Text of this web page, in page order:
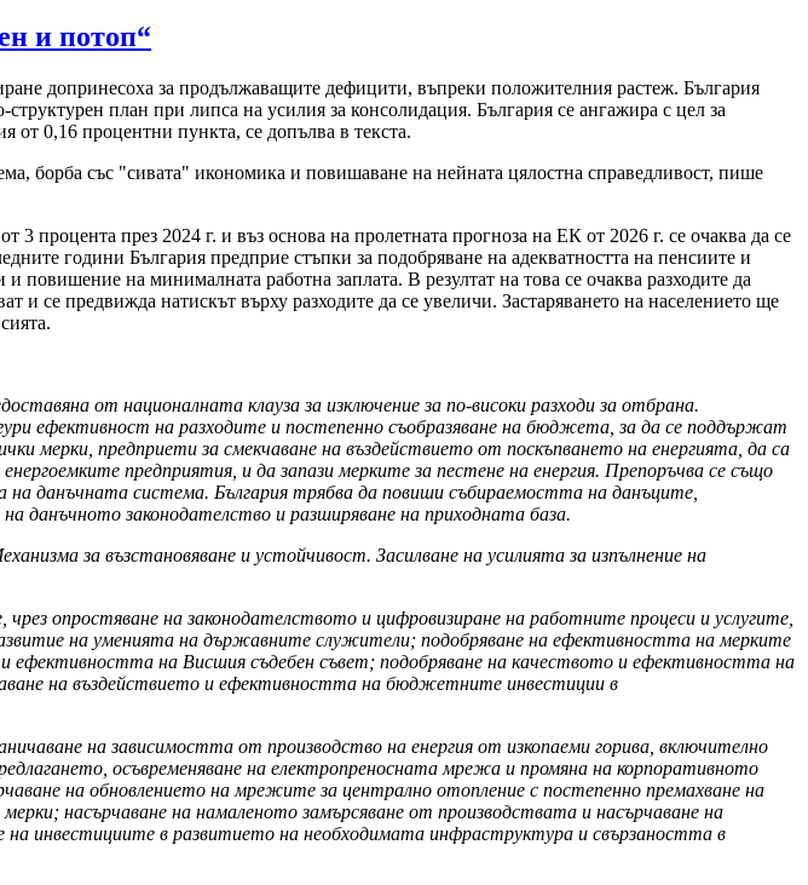
и потоп“
допринесоха за продължаващите дефицити, въпреки положителния растеж. България
план при липса на усилия за консолидация. България се ангажира с цел за
от 0,16 процентни пункта, се допълва в текста.
борба със "сивата" икономика и повишаване на нейната цялостна справедливост, пише
процента през 2024 г. и въз основа на пролетната прогноза на ЕК от 2026 г. се очаква да се
години България предприе стъпки за подобряване на адекватността на пенсиите и
повишение на минималната работна заплата. В резултат на това се очаква разходите да
и се предвижда натискът върху разходите да се увеличи. Застаряването на населението ще
от националната клауза за изключение за по-високи разходи за отбрана.
ефективност на разходите и постепенно съобразяване на бюджета, за да се поддържат
мерки, предприети за смекчаване на въздействието от поскъпването на енергията, да са
предприятия, и да запази мерките за пестене на енергия. Препоръчва се също
на данъчната система. България трябва да повиши събираемостта на данъците,
данъчното законодателство и разширяване на приходната база.
за възстановяване и устойчивост. Засилване на усилията за изпълнение на
опростяване на законодателството и цифровизиране на работните процеси и услугите,
на уменията на държавните служители; подобряване на ефективността на мерките
ефективността на Висшия съдебен съвет; подобряване на качеството и ефективността на
на въздействието и ефективността на бюджетните инвестиции в
на зависимостта от производство на енергия от изкопаеми горива, включително
осъвременяване на електропреносната мрежа и промяна на корпоративното
на обновлението на мрежите за централно отопление с постепенно премахване на
насърчаване на намаленото замърсяване от производствата и насърчаване на
инвестициите в развитието на необходимата инфраструктура и свързаността в